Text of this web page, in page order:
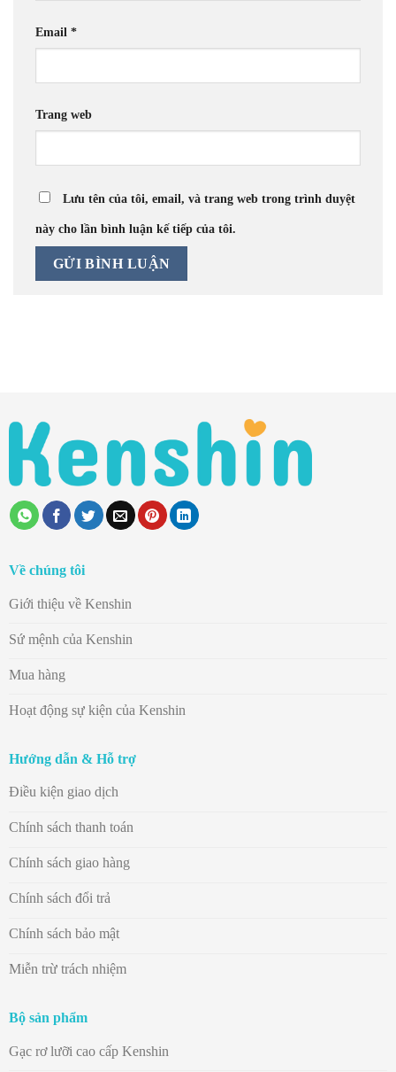
Email *
Trang web
Lưu tên của tôi, email, và trang web trong trình duyệt
này cho lần bình luận kế tiếp của tôi.
Về chúng tôi
Giới thiệu về Kenshin
Sứ mệnh của Kenshin
Mua hàng
Hoạt động sự kiện của Kenshin
Hướng dẫn & Hỗ trợ
Điều kiện giao dịch
Chính sách thanh toán
Chính sách giao hàng
Chính sách đổi trả
Chính sách bảo mật
Miễn trừ trách nhiệm
Bộ sản phẩm
Gạc rơ lưỡi cao cấp Kenshin